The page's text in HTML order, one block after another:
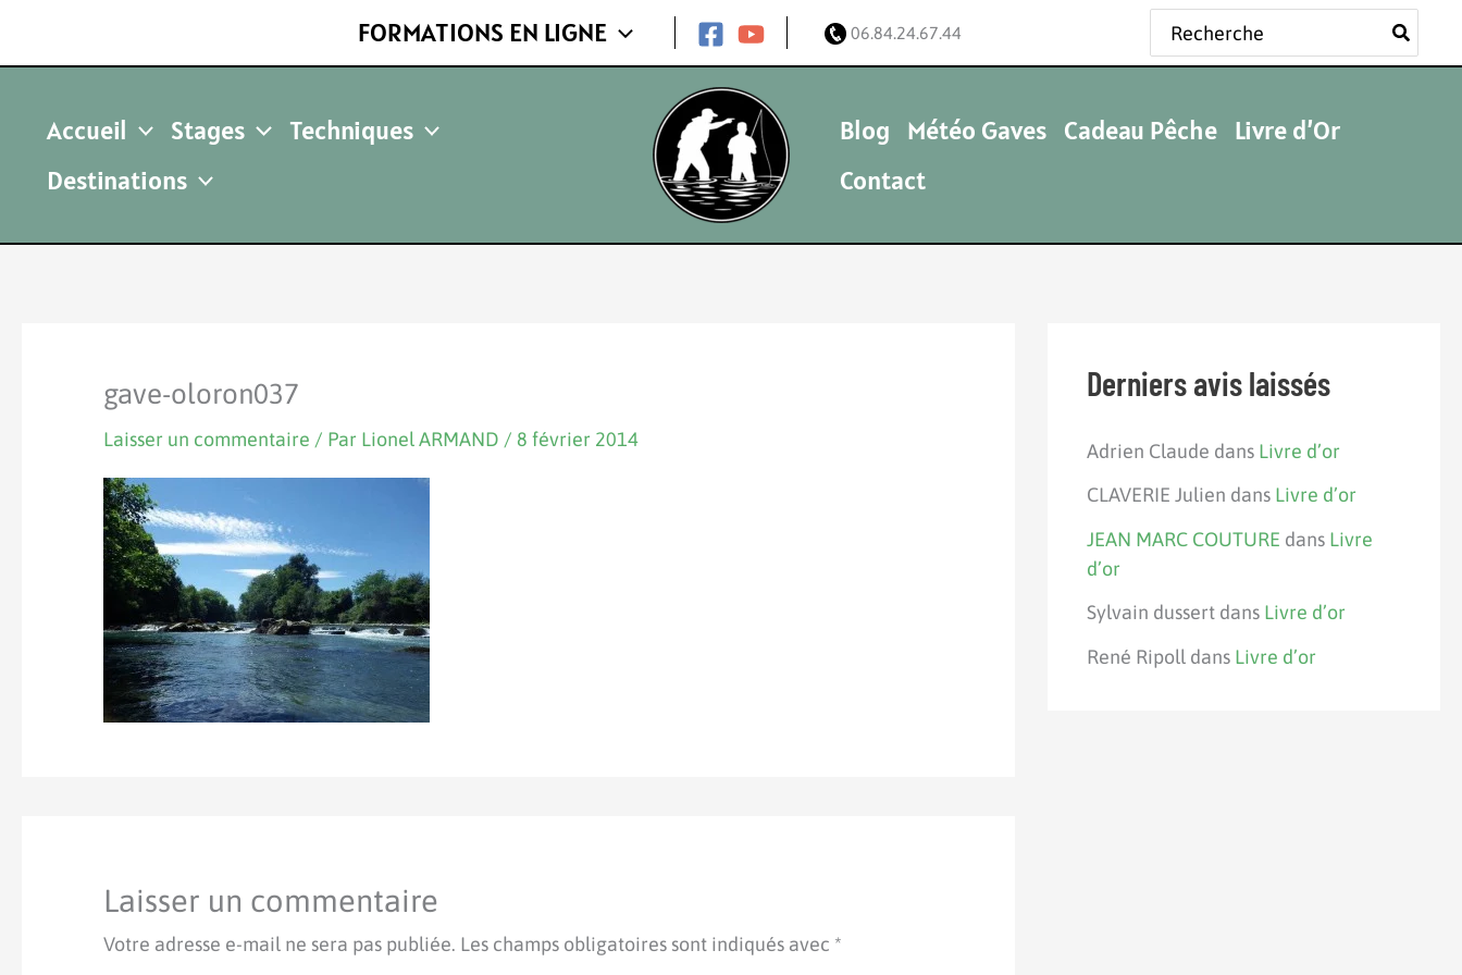
FORMATIONS EN LIGNE 06.84.24.67.44
Rechercher:
Accueil Stages
Techniques
Destinations
Blog Météo Gaves Cadeau Pêche Livre d’Or
Contact
gave-oloron037
Laisser un commentaire / Par Lionel ARMAND / 8 février 2014
Laisser un commentaire
Votre adresse e-mail ne sera pas publiée. Les champs obligatoires sont indiqués avec *
Derniers avis laissés
Adrien Claude dans Livre d’or
CLAVERIE Julien dans Livre d’or
JEAN MARC COUTURE dans Livre
d’or
Sylvain dussertdans Livre d’or
René Ripolldans Livre d’or